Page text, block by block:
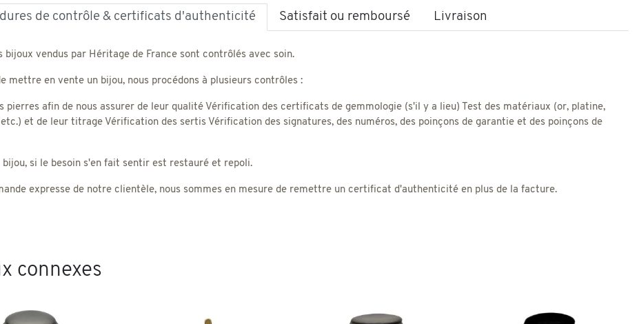
de contrôle & certificats d'authenticité Satisfait ou remboursé Livraison
bijoux vendus par Héritage de France sont contrôlés avec soin.
mettre en vente un bijou, nous procédons à plusieurs contrôles :
pierres afin de nous assurer de leur qualité Vérification des certificats de gemmologie (s'il y a lieu) Test des matériaux (or, platine,
et de leur titrage Vérification des sertis Vérification des signatures, des numéros, des poinçons de garantie et des poinçons de
bijou, si le besoin s'en fait sentir est restauré et repoli.
expresse de notre clientèle, nous sommes en mesure de remettre un certificat d'authenticité en plus de la facture.
connexes